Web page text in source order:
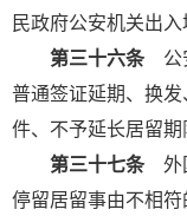
民政府公安机关出入
第三十六条公
普通签证延期、换
件、不予延长居留期
第三十七条外
停留居留事由不相